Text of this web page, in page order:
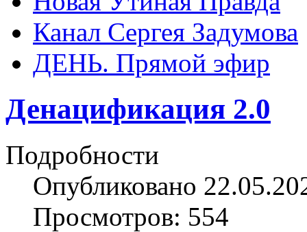
Канал Сергея Задумова
ДЕНЬ. Прямой эфир
Денацификация 2.0
Подробности
Опубликовано
Просмотров: 554